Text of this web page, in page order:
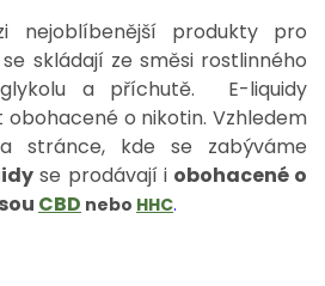
nejoblíbenější produkty pro
skládají ze směsi rostlinného
a příchutě. E-liquidy
o nikotin. Vzhledem
stránce, kde se zabýváme
se prodávají i obohacené o
CBD nebo HHC.